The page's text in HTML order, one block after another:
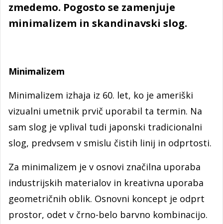
zmedemo. Pogosto se zamenjuje
minimalizem in skandinavski slog.
Minimalizem
Minimalizem izhaja iz 60. let, ko je ameriški
vizualni umetnik prvič uporabil ta termin. Na
sam slog je vplival tudi japonski tradicionalni
slog, predvsem v smislu čistih linij in odprtosti.
Za minimalizem je v osnovi značilna uporaba
industrijskih materialov in kreativna uporaba
geometričnih oblik. Osnovni koncept je odprt
prostor, odet v črno-belo barvno kombinacijo.